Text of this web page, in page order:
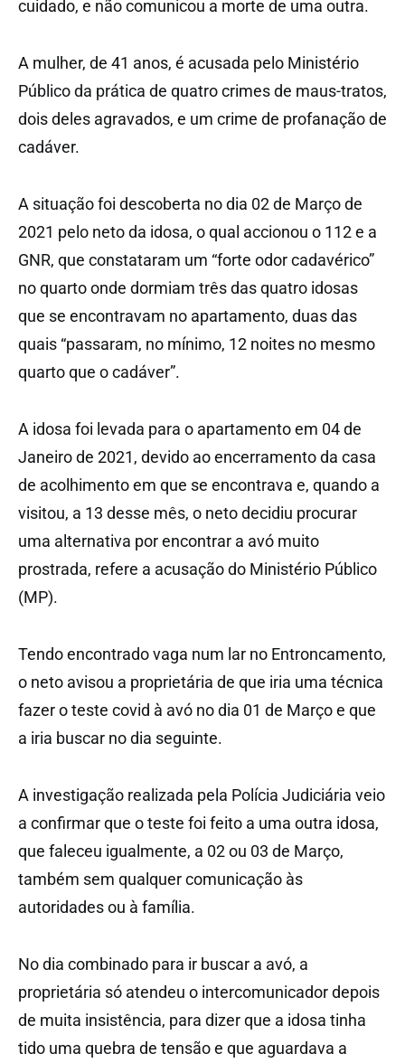
cuidado, e não comunicou a morte de uma outra.
A mulher, de 41 anos, é acusada pelo Ministério
Público da prática de quatro crimes de maus-tratos,
dois deles agravados, e um crime de profanação de
cadáver.
A situação foi descoberta no dia 02 de Março de
2021 pelo neto da idosa, o qual accionou o 112 e a
GNR, que constataram um “forte odor cadavérico”
no quarto onde dormiam três das quatro idosas
que se encontravam no apartamento, duas das
quais “passaram, no mínimo, 12 noites no mesmo
quarto que o cadáver”.
A idosa foi levada para o apartamento em 04 de
Janeiro de 2021, devido ao encerramento da casa
de acolhimento em que se encontrava e, quando a
visitou, a 13 desse mês, o neto decidiu procurar
uma alternativa por encontrar a avó muito
prostrada, refere a acusação do Ministério Público
(MP).
Tendo encontrado vaga num lar no Entroncamento,
o neto avisou a proprietária de que iria uma técnica
fazer o teste covid à avó no dia 01 de Março e que
a iria buscar no dia seguinte.
A investigação realizada pela Polícia Judiciária veio
a confirmar que o teste foi feito a uma outra idosa,
que faleceu igualmente, a 02 ou 03 de Março,
também sem qualquer comunicação às
autoridades ou à família.
No dia combinado para ir buscar a avó, a
proprietária só atendeu o intercomunicador depois
de muita insistência, para dizer que a idosa tinha
tido uma quebra de tensão e que aguardava a